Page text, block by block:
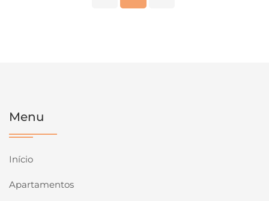
Menu
Início
Apartamentos